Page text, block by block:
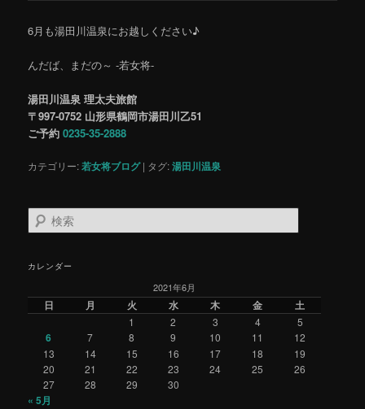
6月も湯田川温泉にお越しください♪
んだば、まだの～ -若女将-
湯田川温泉 理太夫旅館
〒997-0752 山形県鶴岡市湯田川乙51
ご予約0235-35-2888
カテゴリー:若女将ブログ | タグ:湯田川温泉
検
索
カレンダー
2021年6月
日 月 火 水 木 金 土
1 2 3 4 5
6 7 8 9 10 11
12
13
14 15 16 17 18
19
20
21 22 23 24 25
26
27
28 29 30
« 5月